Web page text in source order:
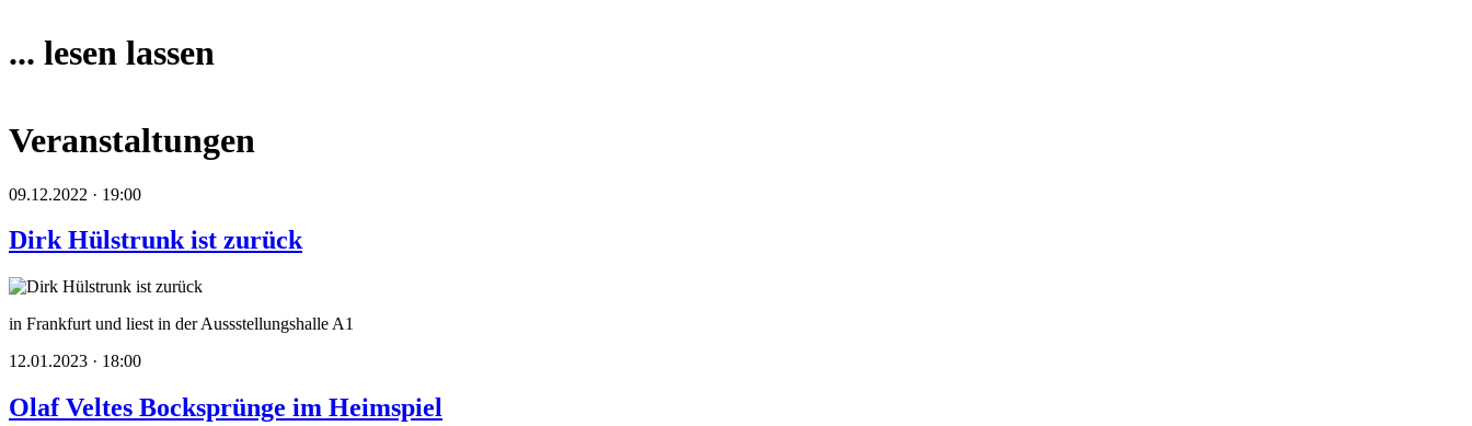
... lesen lassen
Veranstaltungen
09.12.2022 · 19:00
Dirk Hülstrunk ist zurück
in Frankfurt und liest in der Aussstellungshalle A1
12.01.2023 · 18:00
Olaf Veltes Bocksprünge im Heimspiel